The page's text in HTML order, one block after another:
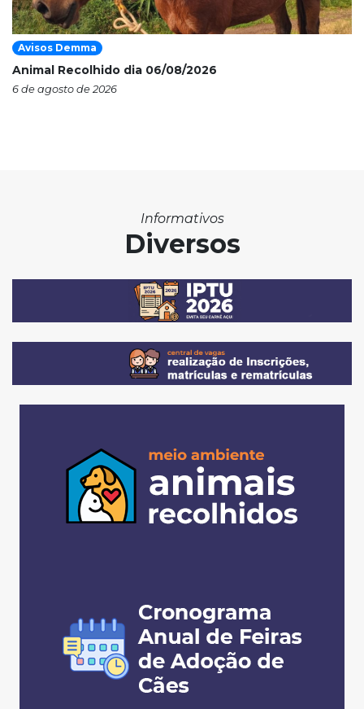
Avisos Demma
Animal Recolhido dia 06/08/2026
6 de agosto de 2026
Informativos
Diversos